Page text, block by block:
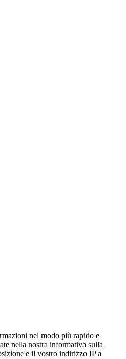
nel modo più rapido e
nella nostra informativa sulla
e il vostro indirizzo IP a